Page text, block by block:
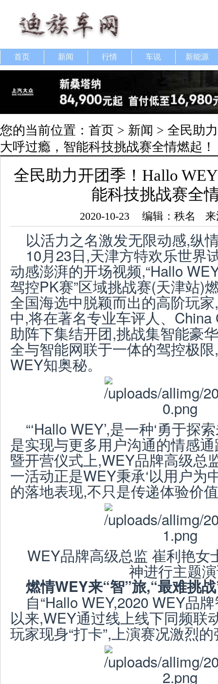
首页 新闻 行情 车说 新能源
您的当前位置： 首页 > 新闻 > 全民助
大呼过瘾，智能科技挑战赛全情燃起！
全民助力开团季！Hallo
能科技挑战赛全
2020-10-23 编辑：秩名
以活力之名激发无限动感,纵
10月23日,天津方特欢乐世界
动感澎湃的开场视频,“Hallo
驾控PK赛”区域挑战赛(天津站)
全国海选中脱颖而出的高阶玩
中,将在著名专业车评人、
助阵下集结开团,挑战集智能豪
全与智能网联于一体的驾控极
WEY知奥秘。
“‘Hallo WEY’,是一种‘勇于探
是实现与更多用户沟通的情感
暨开营仪式上,WEY品牌高级总
一活动正是WEY秉承‘以用户为
的落地表现,不只是传递体验价
WEY品牌高级总监 崔利艳女
神进行主题
燃情WEY来“智”旅,“最难挑
自“Hallo WEY,2020 WEY品
以来,WEY通过线上线下同频联
玩家现身“打卡”,上演赛况激烈